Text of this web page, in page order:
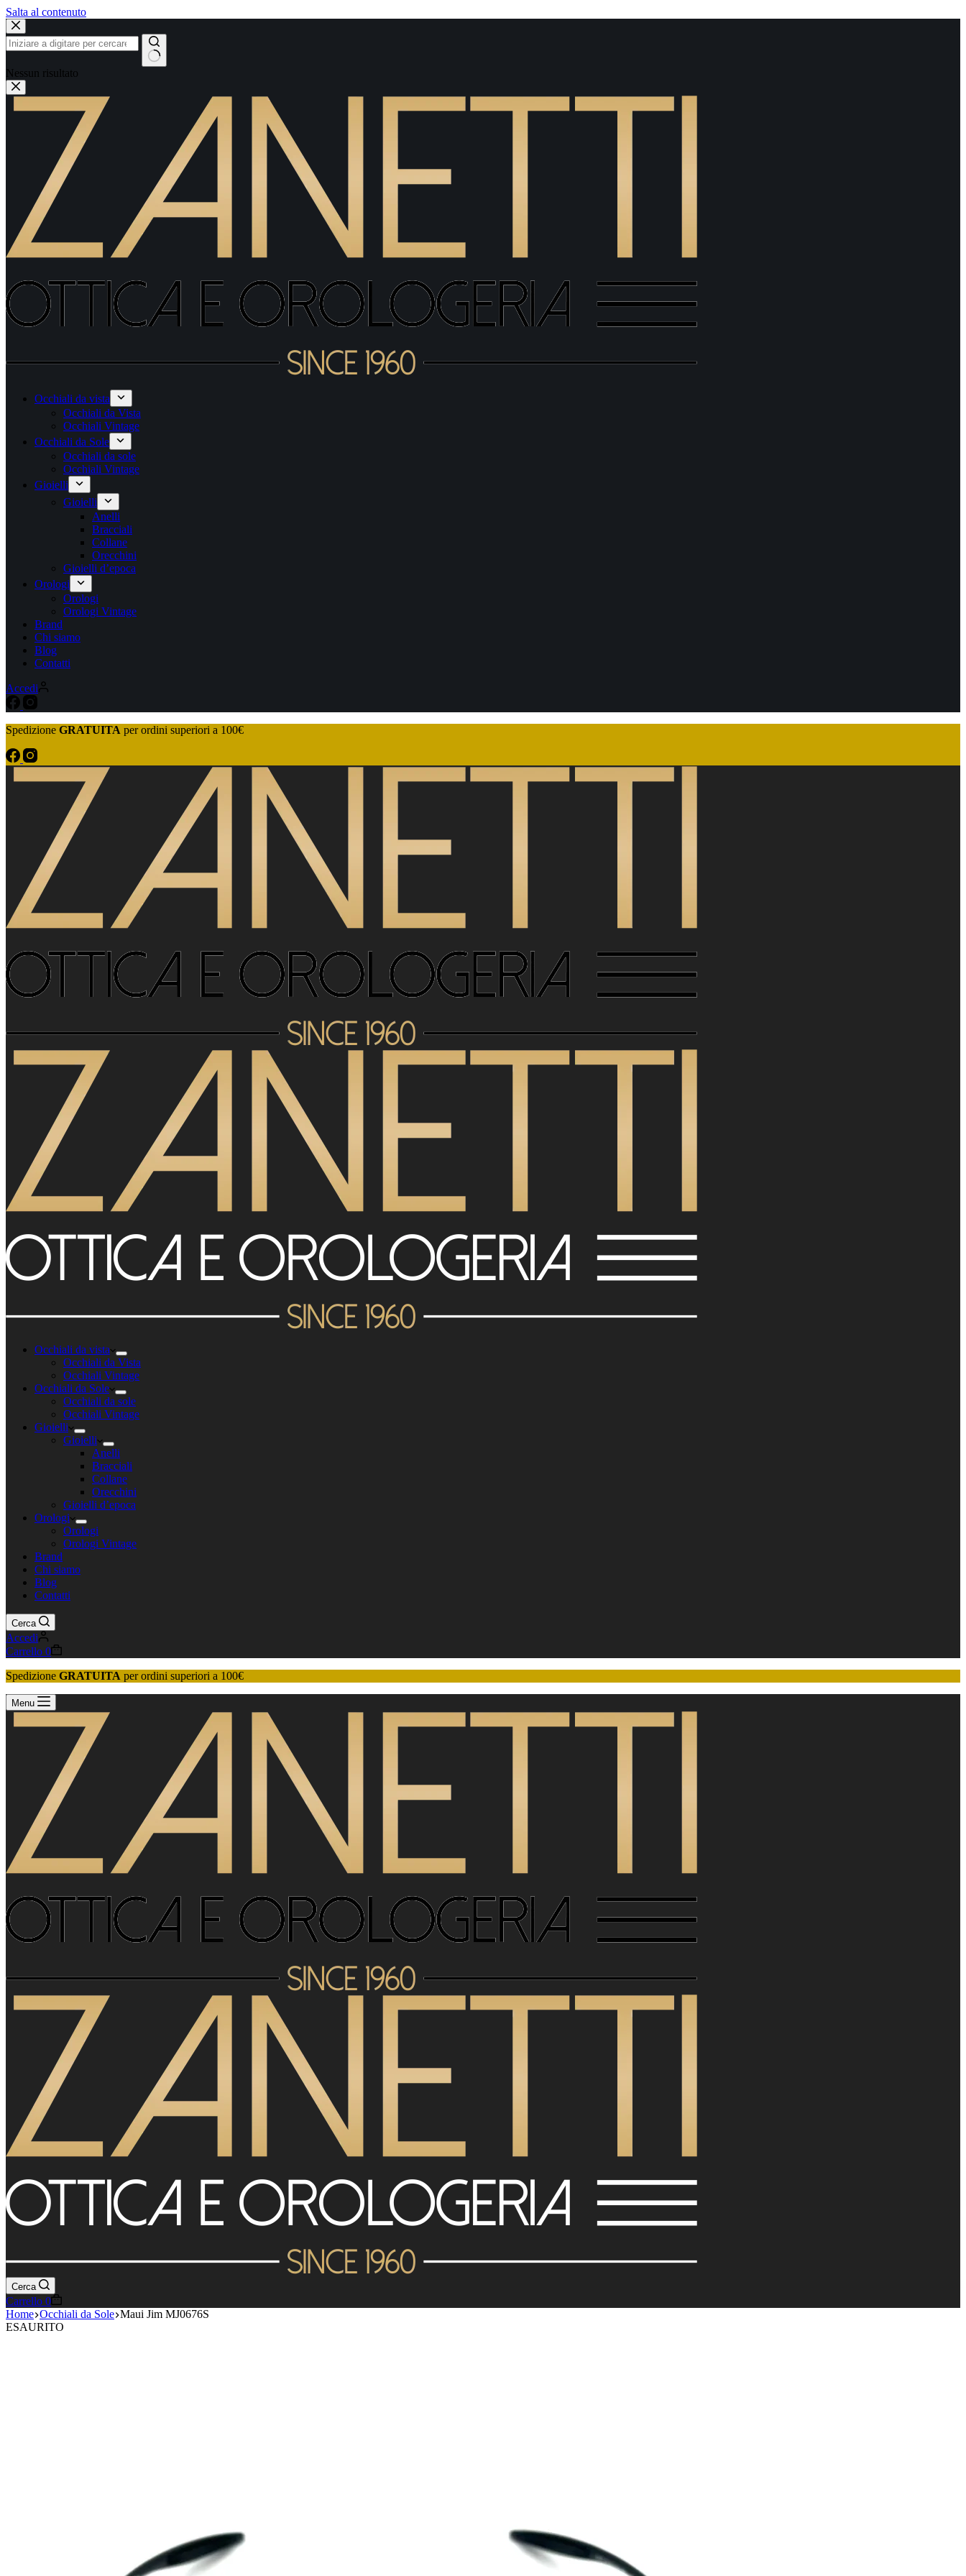
Salta al contenuto
Nessun risultato
Occhiali da vista
Occhiali da Vista
Occhiali Vintage
Occhiali da Sole
Occhiali da sole
Occhiali Vintage
Gioielli
Gioielli
Anelli
Bracciali
Collane
Orecchini
Gioielli d’epoca
Orologi
Orologi
Orologi Vintage
Brand
Chi siamo
Blog
Contatti
Accedi
Spedizione GRATUITA per ordini superiori a 100€
Occhiali da vista
Occhiali da Vista
Occhiali Vintage
Occhiali da Sole
Occhiali da sole
Occhiali Vintage
Gioielli
Gioielli
Anelli
Bracciali
Collane
Orecchini
Gioielli d’epoca
Orologi
Orologi
Orologi Vintage
Brand
Chi siamo
Blog
Contatti
Cerca
Accedi
Carrello 0
Spedizione GRATUITA per ordini superiori a 100€
Menu
Cerca
Carrello 0
Home Occhiali da Sole Maui Jim MJ0676S
ESAURITO